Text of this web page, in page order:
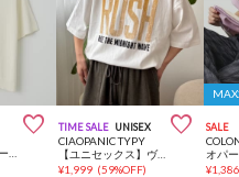
 TIME SALE UNISEX 
CIAOPANIC TYPY
【ユニセックス】ヴィンテージフェードプリントツアーTee
¥1,999 (59%OFF)
SALE
オパ
¥